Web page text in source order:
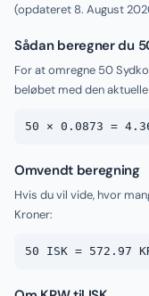
(opdateret 8. August
Sådan beregner du
For at omregne 50
beløbet med den
50 × 0.0873 =
Omvendt beregning
Hvis du vil vide, hvor
Kroner:
50 ISK = 572.97